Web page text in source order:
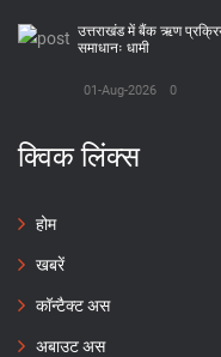
उत्तराखंड में बैंक ऋण
समाधानः धामी
01-Aug-2026 0
क्विक लिंक्स
होम
खबरें
कॉन्टैक्ट अस
अबाउट अस